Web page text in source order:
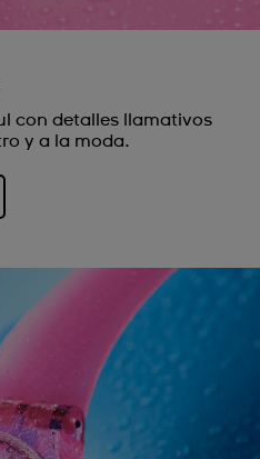
con detalles llamativos
y a la moda.